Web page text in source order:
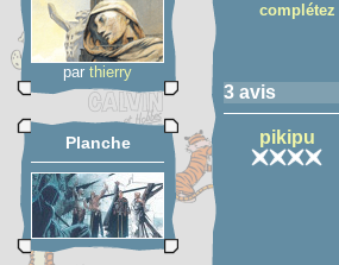
par thierry
Planche
complétez
3 avis
pikipu